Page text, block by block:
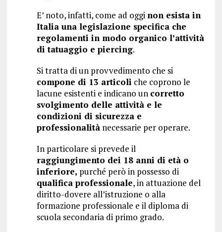
E’ noto, infatti, come ad oggi non esista in
Italia una legislazione specifica che
regolamenti in modo organico l’attività
di tatuaggio e piercing.
Si tratta di un provvedimento che si
compone di 13 articoli che coprono le
lacune esistenti e indicano un corretto
svolgimento delle attività e le
condizioni di sicurezza e
professionalitànecessarie per operare.
In particolare si prevede il
raggiungimento dei 18 anni di età o
inferiore, purché però in possesso di
qualifica professionale, in attuazione del
diritto-dovere all’istruzione o alla
formazione professionale e il diploma di
scuola secondaria di primo grado.